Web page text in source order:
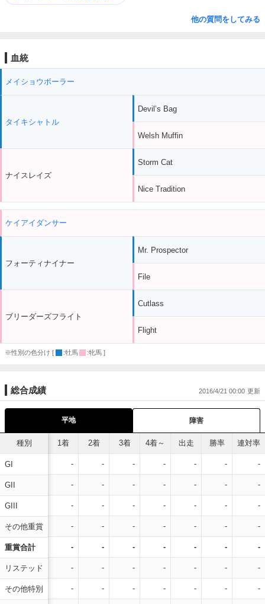
他の質問をしてみる
血統
メイショウボーラー
タイキシャトル
ナイスレイズ
Devil’s Bag
Welsh Muffin
Storm Cat
Nice Tradition
ケイアイダンサー
フォーティナイナー
ブリーダーズフライト
Mr. Prospector
File
Cutlass
Flight
※性別の色分け [ :牡馬 :牝馬 ]
総合成績 2016/4/21 00:00
平地 障害
種別
GI
GII
GIII
その他重賞
重賞合計
リステッド
その他特別
1着 2着 3着 4着～ 出走 勝率 連対率
- - - - - - -
- - - - - - -
- - - - - - -
- - - - - - -
- - - - - - -
- - - - - - -
- - - - - - -